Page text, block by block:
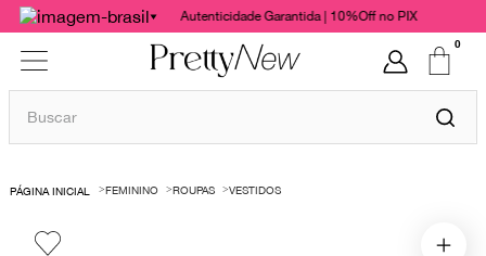
Autenticidade Garantida | 10%Off no PIX
0
Buscar
FEMININO ROUPAS VESTIDOS
1º
bolsas
cris barros